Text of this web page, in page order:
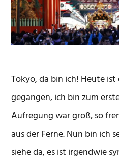
Tokyo, da bin ich! Heute
gegangen, ich bin zum
Aufregung war groß, so
aus der Ferne. Nun bin ich
siehe da, es ist irgendwie